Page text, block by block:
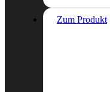
Zum Produkt